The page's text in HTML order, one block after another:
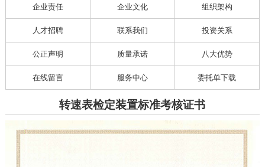
企业责任 企业文化 组织架构
人才招聘 联系我们 投资关系
公正声明 质量承诺 八大优势
在线留言 服务中心 委托单下载
转速表检定装置标准考核证书